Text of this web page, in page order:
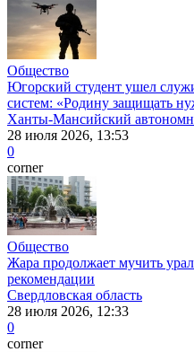
Общество
Югорский студент ушел
систем: «Родину защищать
Ханты-Мансийский
28 июля 2026, 13:53
0
corner
Общество
Жара продолжает мучить
рекомендации
Свердловская область
28 июля 2026, 12:33
0
corner